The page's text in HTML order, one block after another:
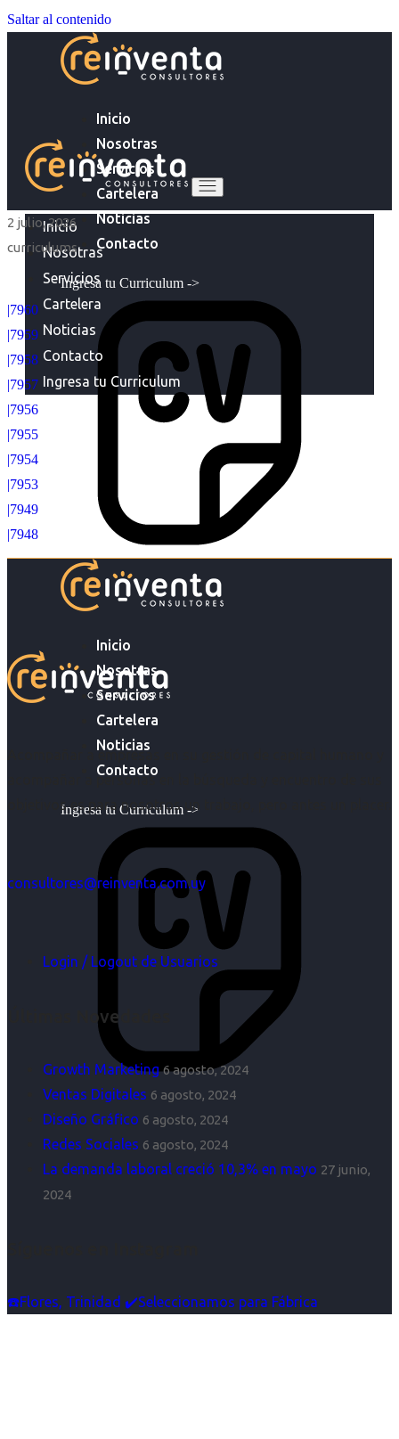
Saltar al contenido
Inicio
Nosotras
Servicios
Cartelera
Noticias
Contacto
Ingresa tu Curriculum ->
Inicio
Nosotras
Servicios
Cartelera
Noticias
Contacto
Ingresa tu Curriculum ->
Inicio
Nosotras
Servicios
Cartelera
Noticias
Contacto
Ingresa tu Curriculum
2 julio, 2026
curriculums
|7960
|7959
|7958
|7957
|7956
|7955
|7954
|7953
|7949
|7948
Acompañar a empresas en su gestión de capital humano y
acompañar a personas en la búsqueda y encuentro de sus
objetivos es para nosotros un trabajo, pero antes un placer.
consultores@reinventa.com.uy
Login / Logout de Usuarios
Últimas Novedades
Growth Marketing 6 agosto, 2024
Ventas Digitales 6 agosto, 2024
Diseño Gráfico 6 agosto, 2024
Redes Sociales 6 agosto, 2024
La demanda laboral creció 10,3% en mayo 27 junio,
2024
☎️Flores, Trinidad ✔️Seleccionamos para Fábrica